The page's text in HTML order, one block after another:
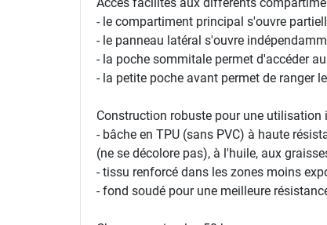
- le compartiment principal s'ouvre
- le panneau latéral s'ouvre
- la poche sommitale permet d'accéder
- la petite poche avant permet de ranger
Construction robuste pour une utilisation
- bâche en TPU (sans PVC) à haute
(ne se décolore pas), à l'huile, aux
- tissu renforcé dans les zones moins
- fond soudé pour une meilleure